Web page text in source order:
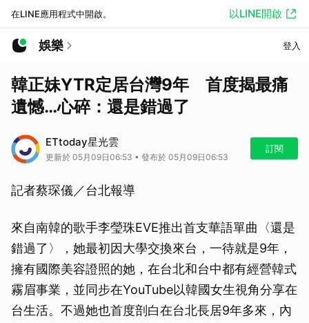
在LINE應用程式中開啟。 以LINE開啟
娛樂 登入
韓正妹YTR定居台灣9年 首度揭最痛
遺憾…心碎：還是錯過了
ETtoday星光雲
更新於 05月09日06:53 • 發布於 05月09日06:53
訂閱
記者蔡琛儀／台北報導
來自南韓的歌手李瑩珠EVE推出首支華語單曲〈還是
錯過了〉，她最初因大學交換來台，一待就是9年，
擁有國際美容證照的她，在台北和台中都有經營韓式
霧眉事業，並同步在YouTube以韓國女生視角分享在
台生活。不過她也首度剖白在台北長居9年多來，內